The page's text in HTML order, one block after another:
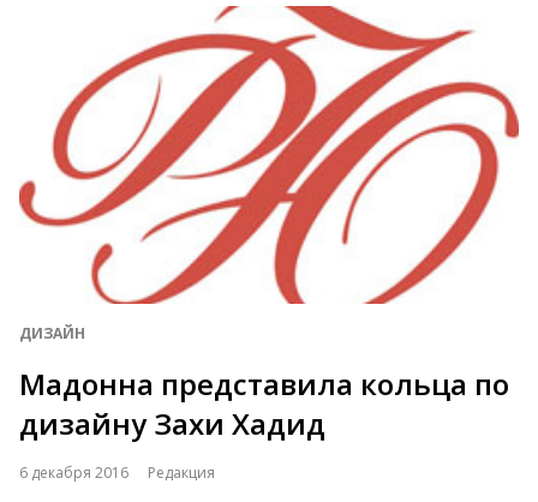
ДИЗАЙН
Мадонна представила кольца по
дизайну Захи Хадид
6 декабря 2016 Редакция